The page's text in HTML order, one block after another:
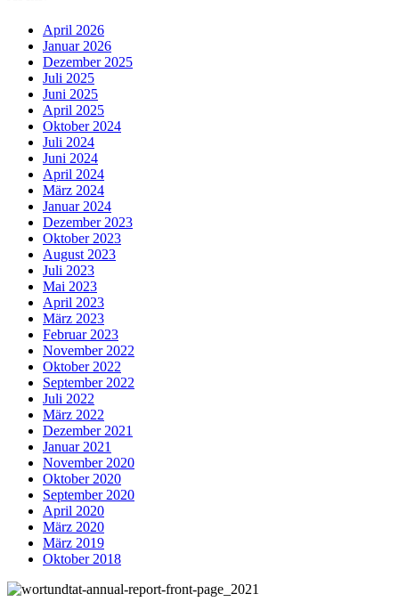
April 2026
Januar 2026
Dezember 2025
Juli 2025
Juni 2025
April 2025
Oktober 2024
Juli 2024
Juni 2024
April 2024
März 2024
Januar 2024
Dezember 2023
Oktober 2023
August 2023
Juli 2023
Mai 2023
April 2023
März 2023
Februar 2023
November 2022
Oktober 2022
September 2022
Juli 2022
März 2022
Dezember 2021
Januar 2021
November 2020
Oktober 2020
September 2020
April 2020
März 2020
März 2019
Oktober 2018